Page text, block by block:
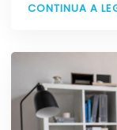
CONTINUA A